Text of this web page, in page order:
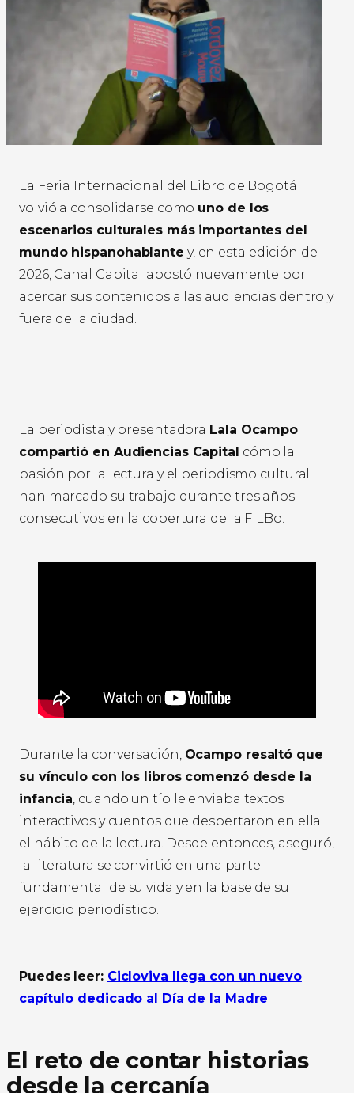
La Feria Internacional del Libro de Bogotá
volvió a consolidarse como uno de los
escenarios culturales más importantes del
mundo hispanohablante y, en esta edición de
2026, Canal Capital apostó nuevamente por
acercar sus contenidos a las audiencias dentro y
fuera de la ciudad.
La periodista y presentadora Lala Ocampo
compartió en Audiencias Capital cómo la
pasión por la lectura y el periodismo cultural
han marcado su trabajo durante tres años
consecutivos en la cobertura de la FILBo.
Durante la conversación, Ocampo resaltó que
su vínculo con los libros comenzó desde la
infancia, cuando un tío le enviaba textos
interactivos y cuentos que despertaron en ella
el hábito de la lectura. Desde entonces, aseguró,
la literatura se convirtió en una parte
fundamental de su vida y en la base de su
ejercicio periodístico.
Puedes leer: Cicloviva llega con un nuevo
capítulo dedicado al Día de la Madre
El reto de contar historias
desde la cercanía